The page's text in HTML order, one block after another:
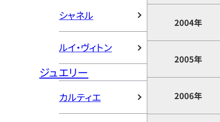
シャネル
ルイ・ヴィトン
ジュエリー
カルティエ
2004年
2005年
2006年